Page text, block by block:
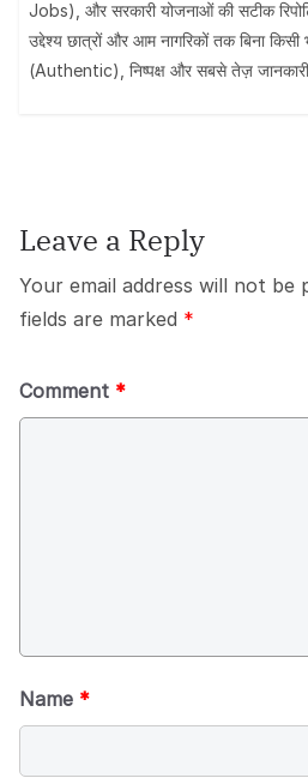
Jobs), और सरकारी योजनाओं की सटीक
उद्देश्य छात्रों और आम नागरिकों तक बिना
(Authentic), निष्पक्ष और सबसे तेज़ जानकारी
Leave a Reply
Your email address will not be
fields are marked *
Comment *
Name *